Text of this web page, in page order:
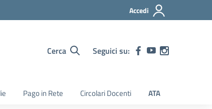
Accedi
Cerca Seguici su:
Pago in Rete Circolari Docenti ATA